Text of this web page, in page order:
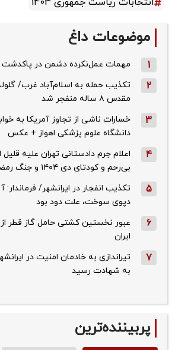
موضوعات داغ
1 مهمات عمل‌نکرده دشمن در پاکدشت
2
تکذیب حمله به اسلام‌آباد غرب/
مقدس ۸ ساله منفجر شد
3
خسارات ناشی از تجاوز آمریکا به
دانشگاه علوم پزشکی اهواز + عکس
4
اعلام جرم دادستانی تهران علیه
بی‌رحم و کودتای دی‌ ۱۴۰۴ و جنگ رمضان
5
تکذیب ‌انفجار در ایرانشهر/
دپوی سوخت، علت دود بود
6
عبور نخستین کشتی حامل گاز قطر از
ایران
7
تیراندازی به خادمان امنیت در
به شهادت رسید
پربیننده‌ترین